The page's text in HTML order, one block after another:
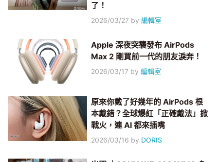
了！
2026/03/27 by編輯室
Apple 深夜突襲發布 AirPods
Max 2 剛買前一代的朋友淚奔！
2026/03/17 by編輯室
原來你戴了好幾年的 AirPods 根
本戴錯？全球爆紅「正確戴法」掀
戰火，連 AI 都來插嘴
2026/03/16 by DORIS